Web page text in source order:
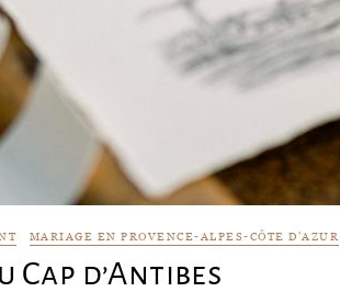
MARIAGE EN PROVENCE-ALPES-CÔTE D'AZUR
Cap d’Antibes